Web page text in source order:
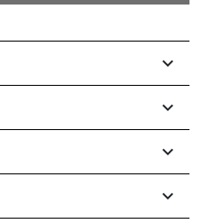
keyboard_arrow_down
keyboard_arrow_down
keyboard_arrow_down
keyboard_arrow_down